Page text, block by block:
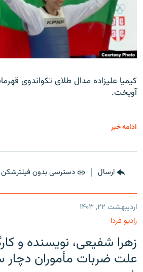
کیمیا علیزاده مدال طلای تکواندوی
آویخت.
ادامه خبر
ارسال دسترسی بدون فیلترشکن
اردیبهشت ۲۲, ۱۴۰۳
رادیو فردا
زهرا شفیعی، نویسنده و
علت ضربات مأموران